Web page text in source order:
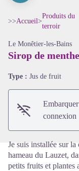
>>Accueil>
Produits du
terroir
Le Monêtier-les-Bains
Sirop de
Type : Jus de fruit
connexion
Je suis installée sur
hameau du Lauzet,
petits fruits et plantes